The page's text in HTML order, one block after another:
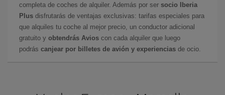
completa de coches de alquiler. Además por ser socio Iberia
Plus disfrutarás de ventajas exclusivas: tarifas especiales para
que alquiles tu coche al mejor precio, un conductor adicional
gratuito y obtendrás Avios con cada alquiler que luego
podrás canjear por billetes de avión y experiencias de ocio.